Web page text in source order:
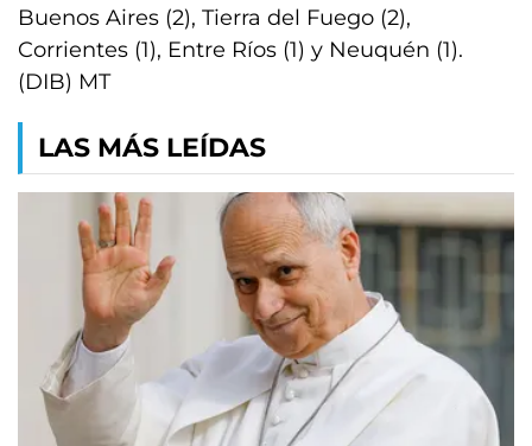
Buenos Aires (2), Tierra del Fuego (2),
Corrientes (1), Entre Ríos (1) y Neuquén (1).
(DIB) MT
LAS MÁS LEÍDAS